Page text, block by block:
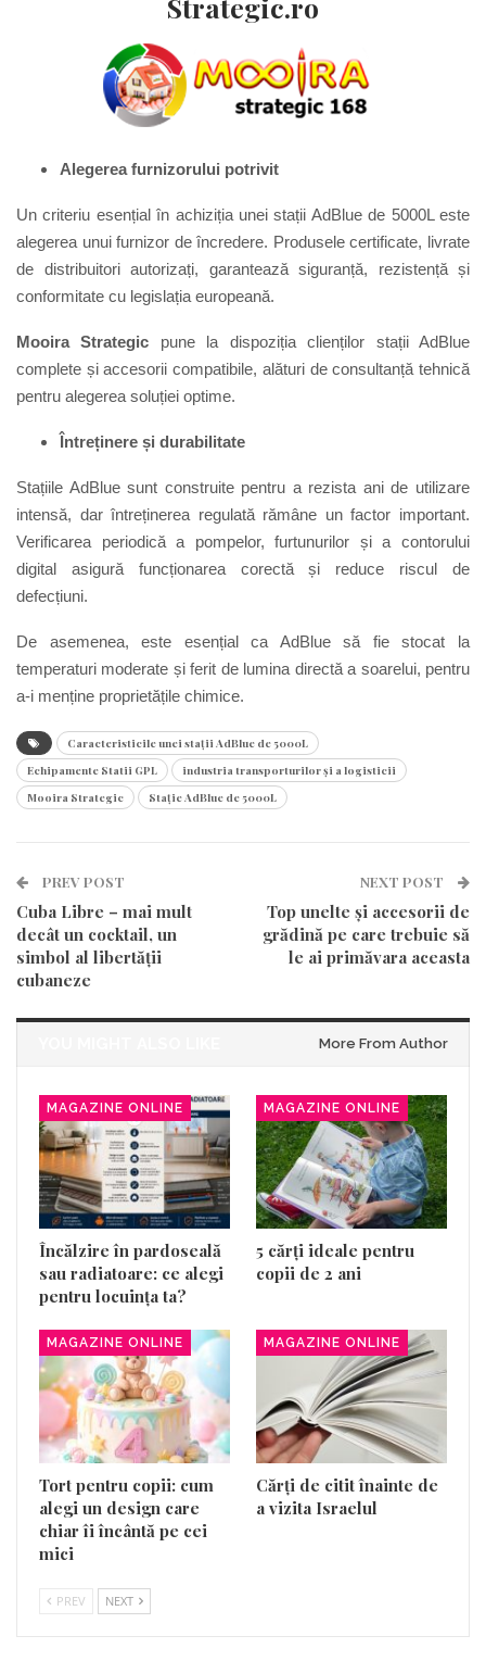
Alegerea furnizorului potrivit
Un criteriu esențial în achiziția unei stații AdBlue de 5000L este
alegerea unui furnizor de încredere. Produsele certificate, livrate
de distribuitori autorizați, garantează siguranță, rezistență și
conformitate cu legislația europeană.
Mooira Strategic pune la dispoziția clienților stații AdBlue
complete și accesorii compatibile, alături de consultanță tehnică
pentru alegerea soluției optime.
Întreținere și durabilitate
Stațiile AdBlue sunt construite pentru a rezista ani de utilizare
intensă, dar întreținerea regulată rămâne un factor important.
Verificarea periodică a pompelor, furtunurilor și a contorului
digital asigură funcționarea corectă și reduce riscul de
defecțiuni.
De asemenea, este esențial ca AdBlue să fie stocat la
temperaturi moderate și ferit de lumina directă a soarelui, pentru
a-i menține proprietățile chimice.
Caracteristicile unei stații AdBlue de 5000L
Echipamente Statii GPL
industria transporturilor și a logisticii
Mooira Strategic
Stație AdBlue de 5000L
PREV POST
Cuba Libre – mai mult
decât un cocktail, un
simbol al libertății
cubaneze
NEXT POST
Top unelte și accesorii de
grădină pe care trebuie să
le ai primăvara aceasta
More From Author
MAGAZINE ONLINE
Încălzire în pardoseală
sau radiatoare: ce alegi
pentru locuința ta?
MAGAZINE ONLINE
5 cărți ideale pentru
copii de 2 ani
MAGAZINE ONLINE
Tort pentru copii: cum
alegi un design care
chiar îi încântă pe cei
mici
MAGAZINE ONLINE
Cărți de citit înainte de
a vizita Israelul
PREV NEXT